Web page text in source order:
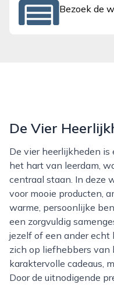
Bezoek de
De Vier
De vier heerlijkheden is een sfeervolle speciaalzaak in
het hart van leerdam,
centraal staan. In deze
voor mooie producten,
warme, persoonlijke
een zorgvuldig
jezelf of een ander
zich op liefhebbers van
karaktervolle cadeaus,
Door de uitnodigende